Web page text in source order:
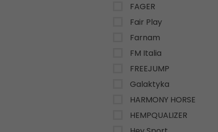
FAGER
Fair Play
Farnam
FM Italia
FREEJUMP
Galaktyka
HARMONY HORSE
HEMPQUALIZER